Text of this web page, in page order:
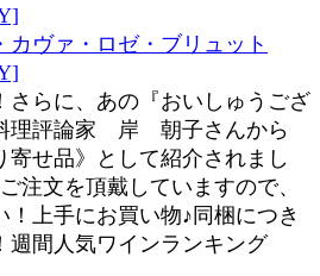
カヴァ・ロゼ・ブリュット
さらに、あの『おいしゅうござ
理評論家 岸 朝子さんから
寄せ品》として紹介されまし
注文を頂戴していますので、
上手にお買い物♪同梱につき
週間人気ワインランキング